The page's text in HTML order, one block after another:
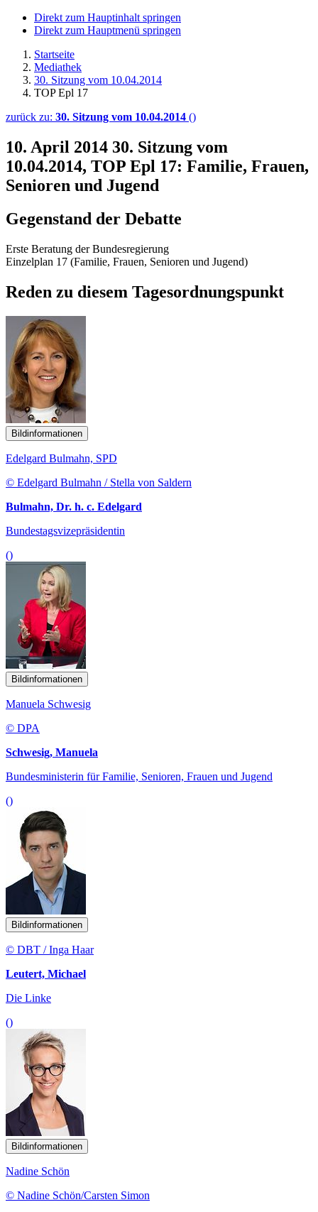
Direkt zum Hauptinhalt springen
Direkt zum Hauptmenü springen
Startseite
Mediathek
30. Sitzung vom 10.04.2014
TOP Epl 17
zurück zu: 30. Sitzung vom 10.04.2014 ()
10. April 2014 30. Sitzung vom
10.04.2014, TOP Epl 17: Familie, Frauen,
Senioren und Jugend
Gegenstand der Debatte
Erste Beratung der Bundesregierung
Einzelplan 17 (Familie, Frauen, Senioren und Jugend)
Reden zu diesem Tagesordnungspunkt
Bildinformationen
Edelgard Bulmahn, SPD
© Edelgard Bulmahn / Stella von Saldern
Bulmahn, Dr. h. c. Edelgard
Bundestagsvizepräsidentin
()
Bildinformationen
Manuela Schwesig
© DPA
Schwesig, Manuela
Bundesministerin für Familie, Senioren, Frauen und Jugend
()
Bildinformationen
© DBT / Inga Haar
Leutert, Michael
Die Linke
()
Bildinformationen
Nadine Schön
© Nadine Schön/Carsten Simon